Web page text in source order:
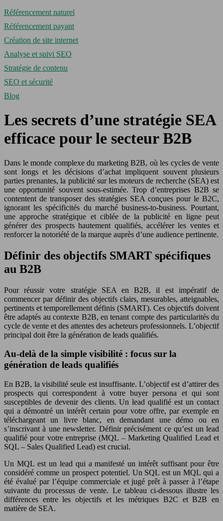
Référencement naturel
Référencement payant
Création de site internet
Analyse et suivi SEO
Stratégie de contenu
SEO et sécurité
Blog
Les secrets d’une stratégie SEA
efficace pour le secteur B2B
Dans le monde complexe du marketing B2B, où les cycles de vente
sont longs et les décisions d’achat impliquent souvent plusieurs
parties prenantes, la publicité sur les moteurs de recherche (SEA) est
une opportunité souvent sous-estimée. Trop d’entreprises B2B se
contentent de transposer des stratégies SEA conçues pour le B2C,
ignorant les spécificités du marché business-to-business. Pourtant,
une approche stratégique et ciblée de la publicité en ligne peut
générer des prospects hautement qualifiés, accélérer les ventes et
renforcer la notoriété de la marque auprès d’une audience pertinente.
Définir des objectifs SMART spécifiques
au B2B
Pour réussir votre stratégie SEA en B2B, il est impératif de
commencer par définir des objectifs clairs, mesurables, atteignables,
pertinents et temporellement définis (SMART). Ces objectifs doivent
être adaptés au contexte B2B, en tenant compte des particularités du
cycle de vente et des attentes des acheteurs professionnels. L’objectif
principal doit être la génération de leads qualifiés.
Au-delà de la simple visibilité : focus sur la
génération de leads qualifiés
En B2B, la visibilité seule est insuffisante. L’objectif est d’attirer des
prospects qui correspondent à votre buyer persona et qui sont
susceptibles de devenir des clients. Un lead qualifié est un contact
qui a démontré un intérêt certain pour votre offre, par exemple en
téléchargeant un livre blanc, en demandant une démo ou en
s’inscrivant à une newsletter. Définir précisément ce qu’est un lead
qualifié pour votre entreprise (MQL – Marketing Qualified Lead et
SQL – Sales Qualified Lead) est crucial.
Un MQL est un lead qui a manifesté un intérêt suffisant pour être
considéré comme un prospect potentiel. Un SQL est un MQL qui a
été évalué par l’équipe commerciale et jugé prêt à passer à l’étape
suivante du processus de vente. Le tableau ci-dessous illustre les
différences entre les objectifs et les métriques B2C et B2B en
matière de SEA.